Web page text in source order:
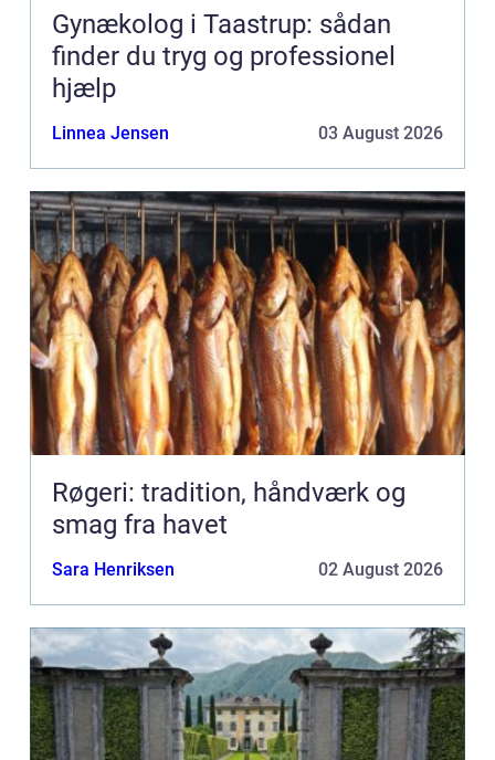
Gynækolog i Taastrup: sådan
finder du tryg og professionel
hjælp
Linnea Jensen 03 August 2026
Røgeri: tradition, håndværk og
smag fra havet
Sara Henriksen 02 August 2026